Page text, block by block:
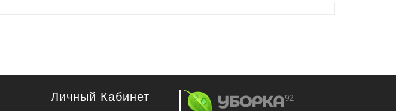
Личный Кабинет